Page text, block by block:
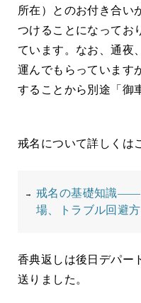
所在）とのお付き合い
つけることになってお
ています。なお、通夜
運んでもらっています
することから別途「御
戒名について詳しくは
戒名の基礎知識――
場、トラブル回避
香典返しは後日デパー
送りました。